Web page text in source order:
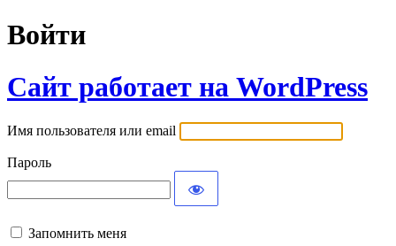
Войти
Сайт работает на WordPress
Имя пользователя или email
Пароль
Запомнить меня